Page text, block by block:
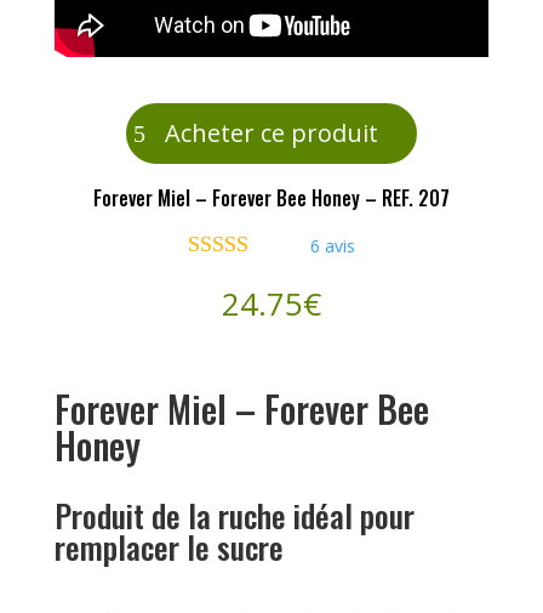
Acheter ce produit
Forever Miel – Forever Bee Honey – REF. 207
sur 5 basé
notations
6 avis
24.75€
Forever Miel – Forever Bee
Honey
Produit de la ruche idéal pour
remplacer le sucre